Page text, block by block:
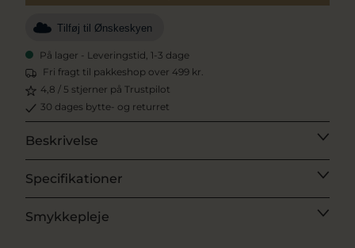
Tilføj til Ønskeskyen
På lager - Leveringstid, 1-3 dage
Fri fragt til pakkeshop over 499 kr.
4,8 / 5 stjerner på Trustpilot
30 dages bytte- og returret
Beskrivelse
Specifikationer
Smykkepleje